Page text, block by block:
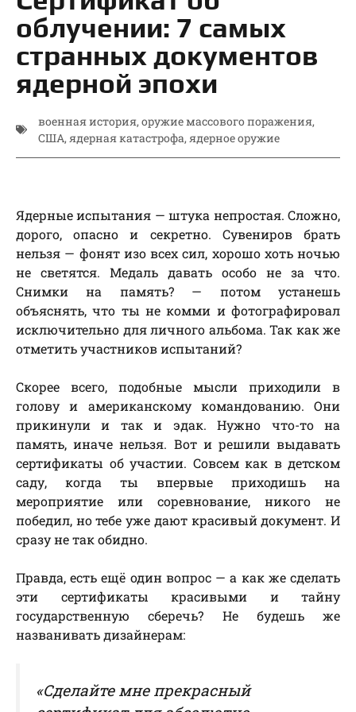
облучении: 7 самых
странных документов
ядерной эпохи
военная история, оружие массового поражения,
США, ядерная катастрофа, ядерное оружие
Ядерные испытания — штука непростая. Сложно,
дорого, опасно и секретно. Сувениров брать
нельзя — фонят изо всех сил, хорошо хоть ночью
не светятся. Медаль давать особо не за что.
Снимки на память? — потом устанешь
объяснять, что ты не комми и фотографировал
исключительно для личного альбома. Так как же
отметить участников испытаний?
Скорее всего, подобные мысли приходили в
голову и американскому командованию. Они
прикинули и так и эдак. Нужно что-то на
память, иначе нельзя. Вот и решили выдавать
сертификаты об участии. Совсем как в детском
саду, когда ты впервые приходишь на
мероприятие или соревнование, никого не
победил, но тебе уже дают красивый документ. И
сразу не так обидно.
Правда, есть ещё один вопрос — а как же сделать
эти сертификаты красивыми и тайну
государственную сберечь? Не будешь же
названивать дизайнерам:
«Сделайте мне прекрасный